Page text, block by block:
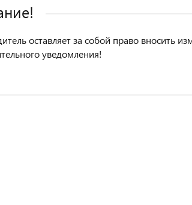
оставляет за собой право вносить
уведомления!